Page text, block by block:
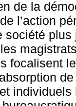
de la
l’action
société
focalisent